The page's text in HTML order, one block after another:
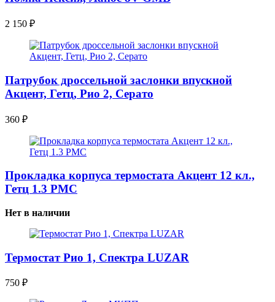
2 150 ₽
Патрубок дроссельной заслонки впускной
Акцент, Гетц, Рио 2, Серато
360 ₽
Прокладка корпуса термостата Акцент 12 кл.,
Гетц 1.3 PMC
Нет в наличии
Термостат Рио 1, Спектра LUZAR
750 ₽